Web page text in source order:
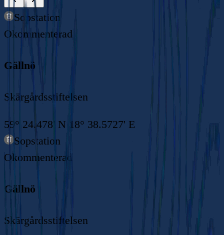
Sopstation
Okommenterad
Gällnö
Skärgårdsstiftelsen
59° 24.478' N 18° 38.5727' E
Sopstation
Okommenterad
Gällnö
Skärgårdsstiftelsen